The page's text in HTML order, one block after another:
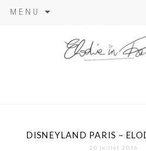
MENU
DISNEYLAND PARIS –
20 juillet 2016